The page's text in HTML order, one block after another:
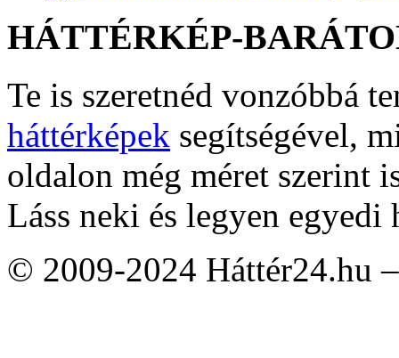
HÁTTÉRKÉP-
Te is szeretnéd vonzóbbá
háttérképek segítségével,
oldalon még méret szerint
Láss neki és legyen egyedi
© 2009-2024 Háttér24.hu